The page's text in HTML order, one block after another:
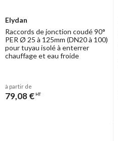
Elydan
Raccords de jonction coudé 90°
PER Ø 25 à 125mm (DN20 à 100)
pour tuyau isolé à enterrer
chauffage et eau froide
à partir de
79,08 € HT